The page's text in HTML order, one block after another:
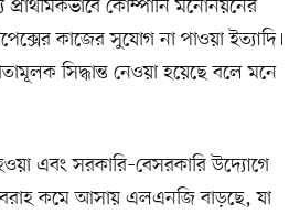
কোম্পানি মনোনয়নের
কাজের সুযোগ না পাওয়া ইত্যাদি।
সিদ্ধান্ত নেওয়া হয়েছে বলে মনে
এবং সরকারি–বেসরকারি উদ্যোগে
কমে আসায় এলএনজি বাড়ছে, যা